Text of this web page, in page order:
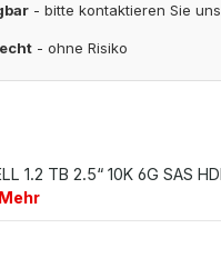
- bitte kontaktieren Sie uns
- ohne Risiko
1.2 TB 2.5“ 10K 6G SAS
Mehr